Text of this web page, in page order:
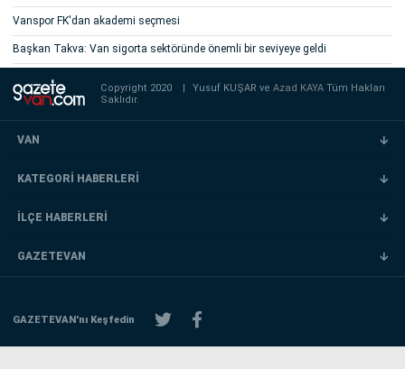
Vanspor FK'dan akademi seçmesi
Başkan Takva: Van sigorta sektöründe önemli bir seviyeye geldi
Copyright 2020 Yusuf KUŞAR veAzad KAYATüm Hakları
Saklıdır.
VAN
KATEGORİ HABERLERİ
İLÇE HABERLERİ
GAZETEVAN
GAZETEVAN'nı Keşfedin